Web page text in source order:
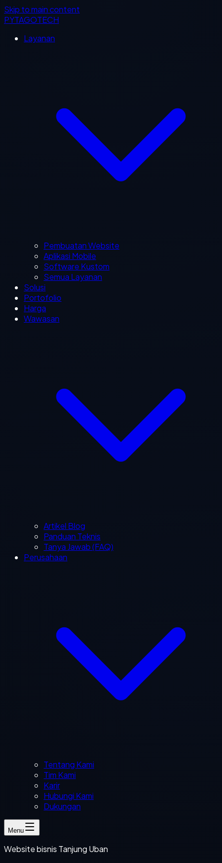
Skip to main content
PYTAGOTECH
Layanan
Pembuatan Website
Aplikasi Mobile
Software Kustom
Semua Layanan
Solusi
Portofolio
Harga
Wawasan
Artikel Blog
Panduan Teknis
Tanya Jawab (FAQ)
Perusahaan
Tentang Kami
Tim Kami
Karir
Hubungi Kami
Dukungan
Menu
Website bisnis Tanjung Uban